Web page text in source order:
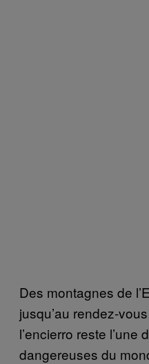
Des montagnes de
jusqu’au rendez-
l’encierro reste l’une
dangereuses du